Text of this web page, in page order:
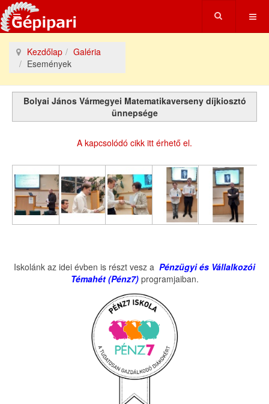
Kezdőlap
Galéria
Események
Bolyai János Vármegyei Matematikaverseny díjkiosztó
ünnepsége
A kapcsolódó cikk itt érhető el.
Iskolánk az idei évben is részt vesz a Pénzügyi és Vállalkozói
Témahét (Pénz7)programjaiban.